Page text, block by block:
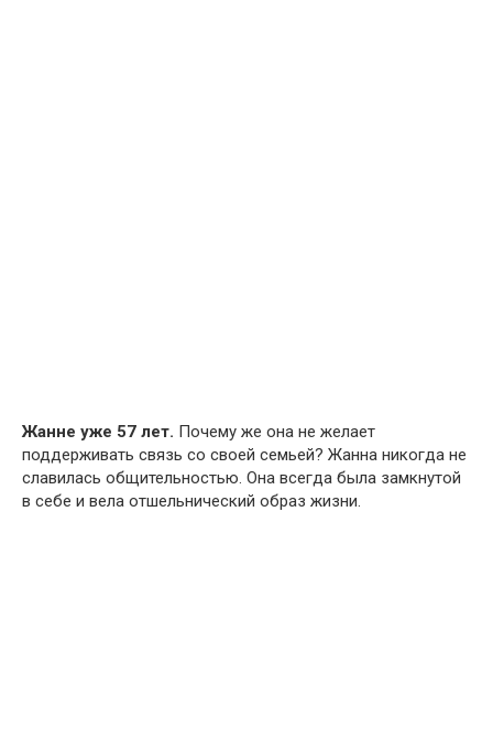
Жанне уже 57 лет. Почему же она не желает
поддерживать связь со своей семьей? Жанна никогда не
славилась общительностью. Она всегда была замкнутой
в себе и вела отшельнический образ жизни.